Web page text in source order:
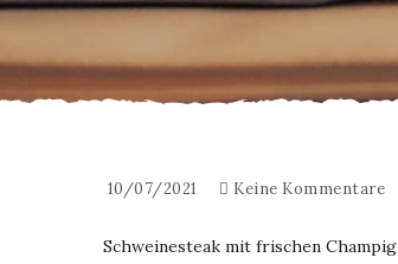
10/07/2021 Keine Kommentare
Schweinesteak mit frischen